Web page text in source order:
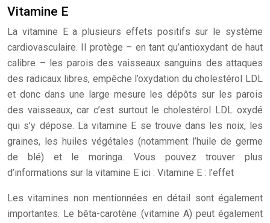
Vitamine E
La vitamine E a plusieurs effets positifs sur le système
cardiovasculaire. Il protège – en tant qu’antioxydant de haut
calibre – les parois des vaisseaux sanguins des attaques
des radicaux libres, empêche l’oxydation du cholestérol LDL
et donc dans une large mesure les dépôts sur les parois
des vaisseaux, car c’est surtout le cholestérol LDL oxydé
qui s’y dépose. La vitamine E se trouve dans les noix, les
graines, les huiles végétales (notamment l’huile de germe
de blé) et le moringa. Vous pouvez trouver plus
d’informations sur la vitamine E ici : Vitamine E : l’effet
Les vitamines non mentionnées en détail sont également
importantes. Le bêta-carotène (vitamine A) peut également